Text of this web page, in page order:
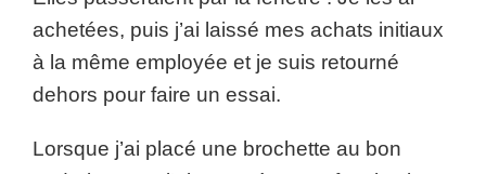
achetées, puis j’ai laissé mes achats initiaux
à la même employée et je suis retourné
dehors pour faire un essai.
Lorsque j’ai placé une brochette au bon